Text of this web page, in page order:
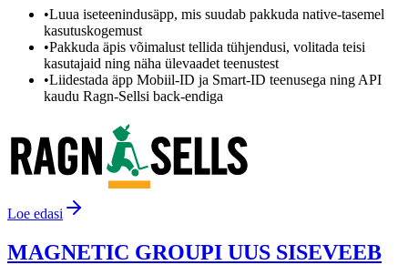
•Luua iseteenindusäpp, mis suudab pakkuda native-tasemel
kasutuskogemust
•Pakkuda äpis võimalust tellida tühjendusi, volitada teisi
kasutajaid ning näha ülevaadet teenustest
•Liidestada äpp Mobiil-ID ja Smart-ID teenusega ning API
kaudu Ragn-Sellsi back-endiga
Loe edasi
MAGNETIC GROUPI UUS SISEVEEB